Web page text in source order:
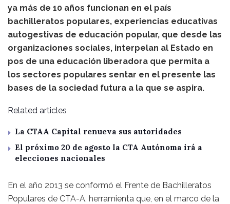
ya más de 10 años funcionan en el país
bachilleratos populares, experiencias educativas
autogestivas de educación popular, que desde las
organizaciones sociales, interpelan al Estado en
pos de una educación liberadora que permita a
los sectores populares sentar en el presente las
bases de la sociedad futura a la que se aspira.
Related articles
La CTAA Capital renueva sus autoridades
El próximo 20 de agosto la CTA Autónoma irá a
elecciones nacionales
En el año 2013 se conformó el Frente de Bachilleratos
Populares de CTA-A, herramienta que, en el marco de la